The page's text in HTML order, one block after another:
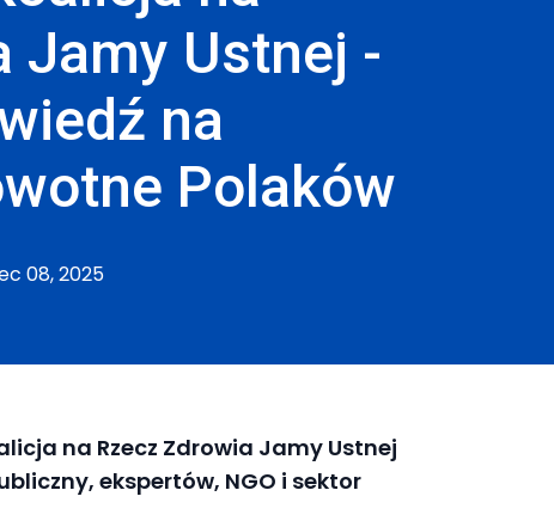
Jamy Ustnej -
na
Polaków
08, 2025
na Rzecz Zdrowia Jamy Ustnej
ekspertów, NGO i sektor